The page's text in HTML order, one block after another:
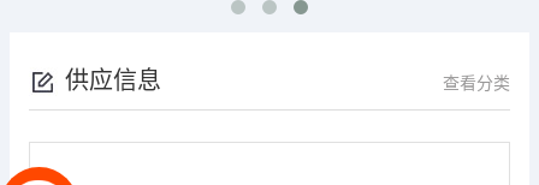
供应信息 查看分类